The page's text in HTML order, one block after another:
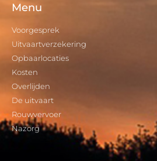
Menu
Voorgesprek
Uitvaartverzekering
Opbaarlocaties
Kosten
Overlijden
De uitvaart
Rouwvervoer
Nazorg